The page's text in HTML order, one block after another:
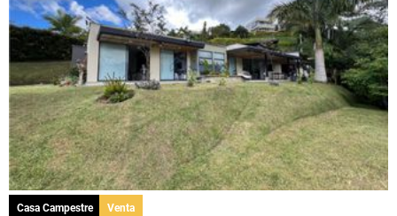
Casa Campestre Venta